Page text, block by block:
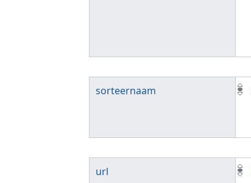
sorteernaam
url